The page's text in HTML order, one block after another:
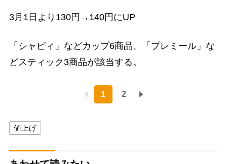
3月1日より130円→140円にUP
「シャビィ」などカップ6商品、「プレミール」な
どスティック3商品が該当する。
1 2
値上げ